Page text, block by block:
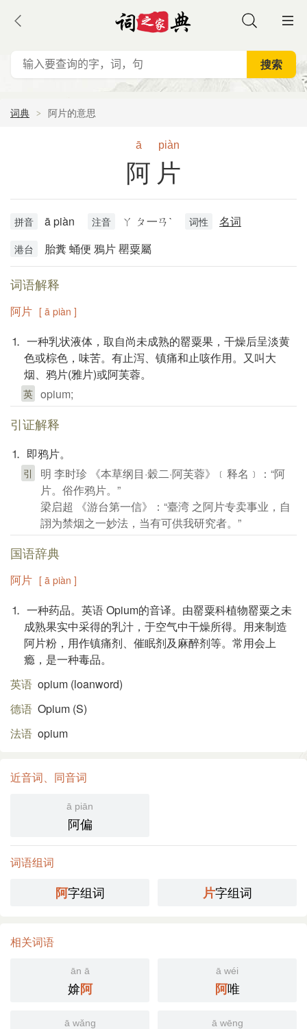
词典 阿片的意思
ā piàn
阿片
拼音 ā piàn 注音 ㄚ ㄆ一ㄢˋ 词性 名词
港台 胎糞 蛹便 鴉片 罌粟屬
词语解释
阿片 [ ā piàn ]
⒈ 一种乳状液体，取自尚未成熟的罂粟果，干燥后呈淡黄
色或棕色，味苦。有止泻、镇痛和止咳作用。又叫大
烟、鸦片(雅片)或阿芙蓉。
英 opium;
引证解释
⒈ 即鸦片。
引
明 李时珍 《本草纲目·穀二·阿芙蓉》﹝释名﹞：“阿
片。俗作鸦片。”
梁启超 《游台第一信》：“臺湾 之阿片专卖事业，自
詡为禁烟之一妙法，当有可供我研究者。”
国语辞典
阿片 [ ā piàn ]
⒈ 一种药品。英语 Opium的音译。由罂粟科植物罂粟之未
成熟果实中采得的乳汁，于空气中干燥所得。用来制造
阿片粉，用作镇痛剂、催眠剂及麻醉剂等。常用会上
瘾，是一种毒品。
英语 opium (loanword)​
德语 Opium (S)​
法语 opium
近音词、同音词
ā piān
阿偏
词语组词
阿字组词 片字组词
相关词语
ān ā
媕阿
ā wéi
阿唯
ā wǎng ā wēng